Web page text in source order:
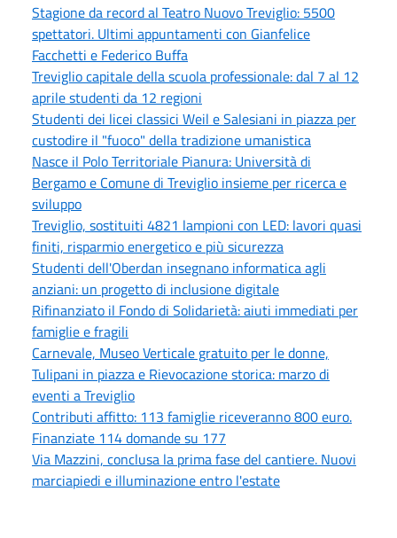
Stagione da record al Teatro Nuovo Treviglio: 5500
spettatori. Ultimi appuntamenti con Gianfelice
Facchetti e Federico Buffa
Treviglio capitale della scuola professionale: dal 7 al 12
aprile studenti da 12 regioni
Studenti dei licei classici Weil e Salesiani in piazza per
custodire il "fuoco" della tradizione umanistica
Nasce il Polo Territoriale Pianura: Università di
Bergamo e Comune di Treviglio insieme per ricerca e
sviluppo
Treviglio, sostituiti 4821 lampioni con LED: lavori quasi
finiti, risparmio energetico e più sicurezza
Studenti dell'Oberdan insegnano informatica agli
anziani: un progetto di inclusione digitale
Rifinanziato il Fondo di Solidarietà: aiuti immediati per
famiglie e fragili
Carnevale, Museo Verticale gratuito per le donne,
Tulipani in piazza e Rievocazione storica: marzo di
eventi a Treviglio
Contributi affitto: 113 famiglie riceveranno 800 euro.
Finanziate 114 domande su 177
Via Mazzini, conclusa la prima fase del cantiere. Nuovi
marciapiedi e illuminazione entro l'estate